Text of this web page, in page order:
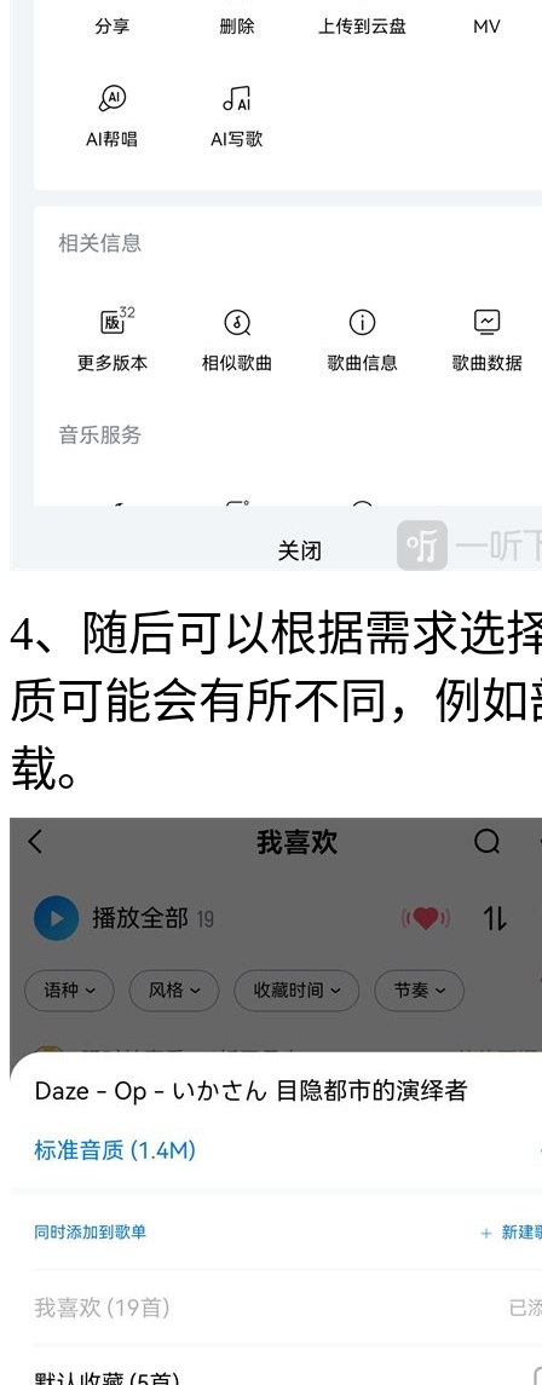
4、随后可以根据需求选
质可能会有所不同，例
载。